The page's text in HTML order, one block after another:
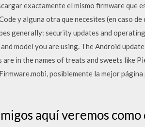
exactamente el mismo firmware que
y alguna otra que necesites (en caso
generally: security updates and
model you are using. The Android
in the names of treats and sweets like
posiblemente la mejor
aquí veremos